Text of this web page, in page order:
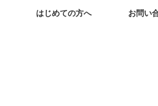
はじめての方へ お問い